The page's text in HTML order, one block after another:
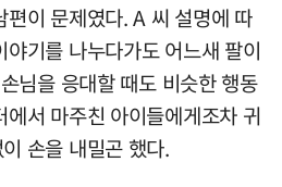
이 문제였다. A 씨 설명에 따
기를 나누다가도 어느새 팔이
님을 응대할 때도 비슷한 행동
서 마주친 아이들에게조차 귀
손을 내밀곤 했다.